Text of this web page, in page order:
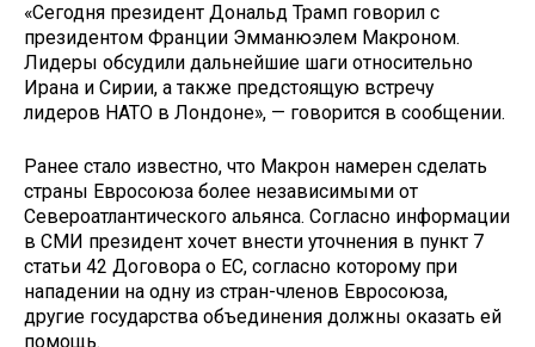
«Сегодня президент Дональд Трамп говорил с
президентом Франции Эмманюэлем Макроном.
Лидеры обсудили дальнейшие шаги относительно
Ирана и Сирии, а также предстоящую встречу
лидеров НАТО в Лондоне», — говорится в сообщении.
Ранее стало известно, что Макрон намерен сделать
страны Евросоюза более независимыми от
Североатлантического альянса. Согласно информации
в СМИ президент хочет внести уточнения в пункт 7
статьи 42 Договора о ЕС, согласно которому при
нападении на одну из стран-членов Евросоюза,
другие государства объединения должны оказать ей
помощь.